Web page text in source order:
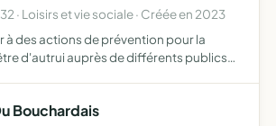
· Loisirs et vie sociale · Créée en 2023
à des actions de prévention pour la
d'autrui auprès de différents publics
Bouchardais